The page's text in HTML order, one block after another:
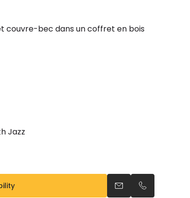
couvre-bec dans un coffret en bois
Jazz
Send an email
Call us